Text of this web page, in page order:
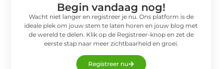
Begin vandaag nog!
Wacht niet langer en registreer je nu. Ons platform is de
ideale plek om jouw stem te laten horen en jouw blog met
de wereld te delen. Klik op de Registreer-knop en zet de
eerste stap naar meer zichtbaarheid en groei.
Registreer nu